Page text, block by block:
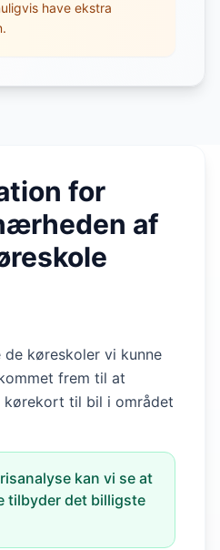
have ekstra
for
af
de køreskoler vi kunne
frem til at
kørekort til bil i området
kan vi se at
tilbyder det billigste